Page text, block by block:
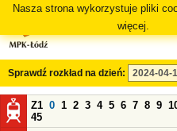
Nasza strona wykorzystuje pliki
więcej.
Sprawdź rozkład na dzień:
Z1 0 1 2 3 4 5 6 7 8 9
45